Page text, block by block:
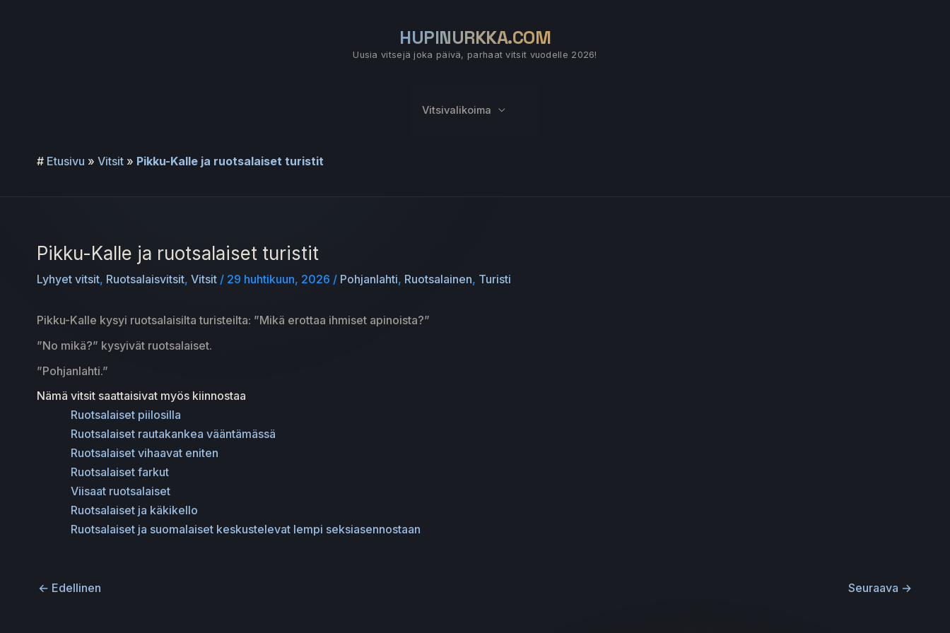
HUPINURKKA.COM
Uusia vitsejä joka päivä, parhaat vitsit vuodelle 2026!
Vitsivalikoima
# Etusivu » Vitsit » Pikku-Kalle ja ruotsalaiset turistit
Pikku-Kalle ja ruotsalaiset turistit
Lyhyet vitsit, Ruotsalaisvitsit, Vitsit / 29 huhtikuun, 2026 / Pohjanlahti, Ruotsalainen, Turisti
Pikku-Kalle kysyi ruotsalaisilta turisteilta: ”Mikä erottaa ihmiset apinoista?”
”No mikä?” kysyivät ruotsalaiset.
”Pohjanlahti.”
Nämä vitsit saattaisivat myös kiinnostaa
Ruotsalaiset piilosilla
Ruotsalaiset rautakankea vääntämässä
Ruotsalaiset vihaavat eniten
Ruotsalaiset farkut
Viisaat ruotsalaiset
Ruotsalaiset ja käkikello
Ruotsalaiset ja suomalaiset keskustelevat lempi seksiasennostaan
← Edellinen Seuraava →